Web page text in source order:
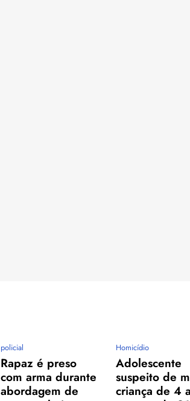
policial
Rapaz é preso
com arma durante
abordagem de
Homicídio
Adolescente
suspeito de
criança de 4